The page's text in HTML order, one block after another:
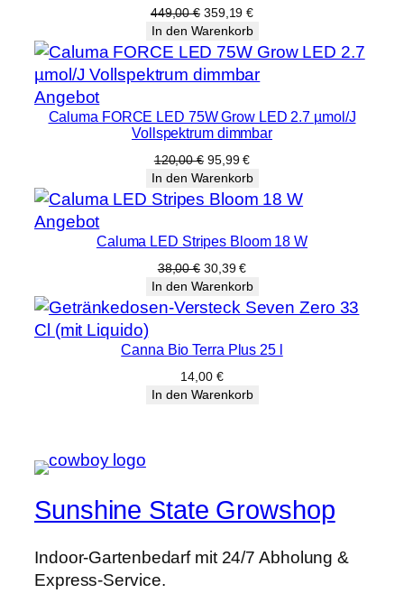
Angebot449,00€ Ursprünglicher
Preis
war:
449,00 €
359,19€Aktueller
Preis
ist:
359,19 €.
In den Warenkorb
AngebotProdukt
im
Angebot
Caluma FORCE LED 75W Grow LED 2.7 µmol/J
Vollspektrum dimmbar
120,00€ Ursprünglicher
Preis
war:
120,00 €
95,99€Aktueller
Preis
ist:
95,99 €.
In den Warenkorb
AngebotProdukt
im
Angebot
Caluma LED Stripes Bloom 18 W
38,00€ Ursprünglicher
Preis
war:
38,00 €
30,39€Aktueller
Preis
ist:
30,39 €.
In den Warenkorb
Canna Bio Terra Plus 25 l
14,00 €
In den Warenkorb
Sunshine State Growshop
Indoor-Gartenbedarf mit 24/7 Abholung &
Express-Service.